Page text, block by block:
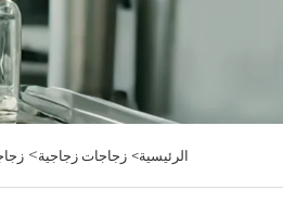
الرئيسية> زجاجات زجاجية>